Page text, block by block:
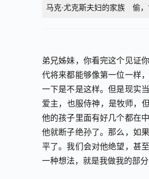
马克·尤克斯夫妇的家族
偷
弟兄姊妹，你看完这个见证
代将来都能够像第一位一样
一下是不是这样。但是现实
爱主，也服侍神，是牧师，
他的孩子里面有好几个都在
他就断子绝孙了。那么，如
平了。我们会对他绝望，甚
一种想法，就是我做我的部